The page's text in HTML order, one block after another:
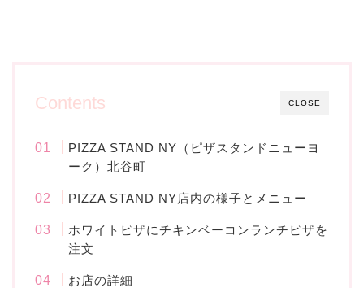
CLOSE
Contents
PIZZA STAND NY（ピザスタンドニューヨ
ーク）北谷町
PIZZA STAND NY店内の様子とメニュー
ホワイトピザにチキンベーコンランチピザを
注文
お店の詳細